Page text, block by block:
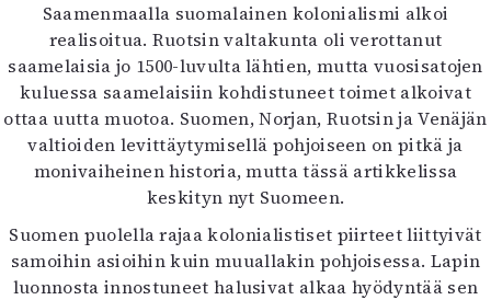
Saamenmaalla suomalainen kolonialismi alkoi
realisoitua. Ruotsin valtakunta oli verottanut
saamelaisia jo 1500-luvulta lähtien, mutta vuosisatojen
kuluessa saamelaisiin kohdistuneet toimet alkoivat
ottaa uutta muotoa. Suomen, Norjan, Ruotsin ja Venäjän
valtioiden levittäytymisellä pohjoiseen on pitkä ja
monivaiheinen historia, mutta tässä artikkelissa
keskityn nyt Suomeen.
Suomen puolella rajaa kolonialistiset piirteet liittyivät
samoihin asioihin kuin muuallakin pohjoisessa. Lapin
luonnosta innostuneet halusivat alkaa hyödyntää sen